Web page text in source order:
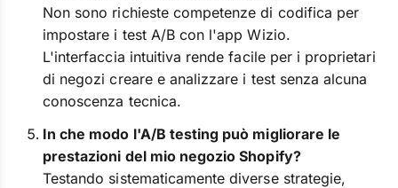
Non sono richieste competenze di codifica per
impostare i test A/B con l'app Wizio.
L'interfaccia intuitiva rende facile per i proprietari
di negozi creare e analizzare i test senza alcuna
conoscenza tecnica.
In che modo l'A/B testing può migliorare le
prestazioni del mio negozio Shopify?
Testando sistematicamente diverse strategie,